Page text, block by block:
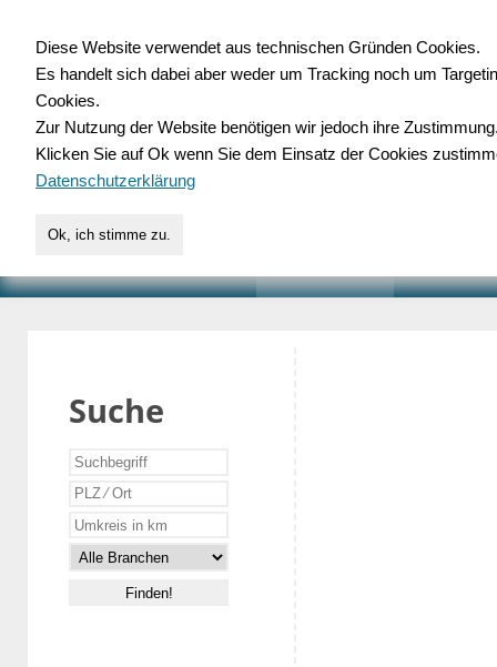
für Handwerk,
Suche
Diese Website verwendet aus technischen Gründen Cookies.
Es handelt sich dabei aber weder um Tracking noch um
Cookies.
Zur Nutzung der Website benötigen wir jedoch ihre
Klicken Sie auf Ok wenn Sie dem Einsatz der Cookies
Datenschutzerklärung
Ok, ich stimme zu.